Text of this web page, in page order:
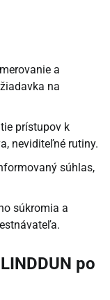
a
na
prístupov k
neviditeľné rutiny.
súhlas,
súkromia a
po